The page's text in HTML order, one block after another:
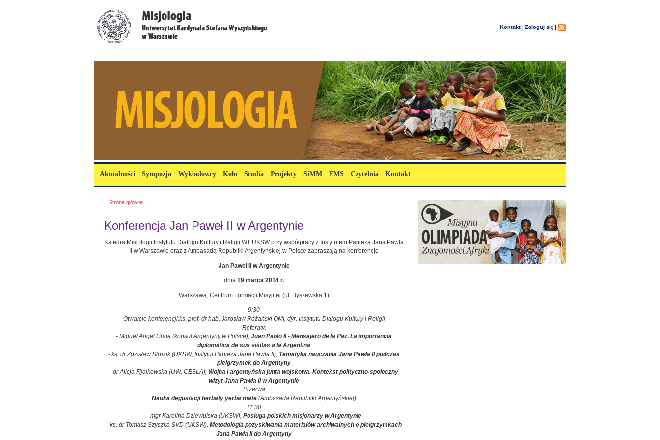
Kontakt | Zaloguj się |
Menu główne
Aktualności Sympozja Wykładowcy Koło Studia Projekty SiMM EMS Czytelnia Kontakt
Jesteś tutaj
Strona główna
Konferencja Jan Paweł II w Argentynie
Katedra Misjologii Instytutu Dialogu Kultury i Religii WT UKSW przy współpracy z Instytutem Papieża Jana Pawła
II w Warszawie oraz z Ambasadą Republiki Argentyńskiej w Polsce zapraszają na konferencję
Jan Paweł II w Argentynie
dnia 19 marca 2014 r.
Warszawa, Centrum Formacji Misyjnej (ul. Byszewska 1)
9:30
Otwarcie konferencji:ks. prof. dr hab. Jarosław Różański OMI, dyr. Instytutu Dialogu Kultury i Religii
Referaty:
- Miguel Angel Cuna (konsul Argentyny w Polsce), Juan Pablo II - Mensajero de la Paz. La importancia
diplomatica de sus visitas a la Argentina
- ks. dr Zdzisław Struzik (UKSW, Instytut Papieża Jana Pawła II), Tematyka nauczania Jana Pawła II podczas
pielgrzymek do Argentyny
- dr Alicja Fijałkowska (UW, CESLA), Wojna i argentyńska junta wojskowa. Kontekst polityczno-społeczny
wizyt Jana Pawła II w Argentynie
Przerwa
Nauka degustacji herbaty yerba mate (Ambasada Republiki Argentyńskiej)
11:30
- mgr Karolina Dziewulska (UKSW), Posługa polskich misjonarzy w Argentynie
- ks. dr Tomasz Szyszka SVD (UKSW), Metodologia pozyskiwania materiałów archiwalnych o pielgrzymkach
Jana Pawła II do Argentyny